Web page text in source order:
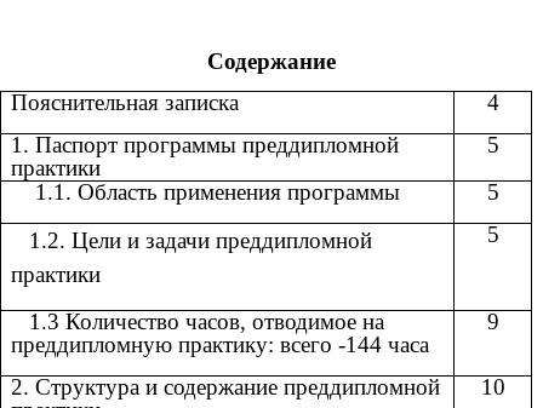
Содержание
Пояснительная записка
4
1. Паспорт программы преддипломной
практики
5
1.1. Область применения программы
5
1.2. Цели и задачи преддипломной
практики
5
1.3 Количество часов, отводимое на
преддипломную практику: всего -144 часа
9
2. Структура и содержание преддипломной
10